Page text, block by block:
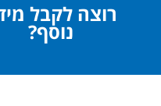
רוצה לקבל
נוסף?